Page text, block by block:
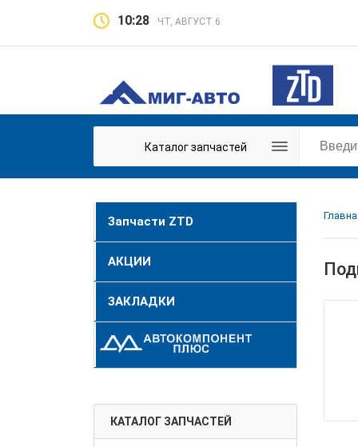
10:28 ЧТ, АВГУСТ 6
Каталог запчастей
Запчасти ZTD
АКЦИИ
ЗАКЛАДКИ
КАТАЛОГ ЗАПЧАСТЕЙ